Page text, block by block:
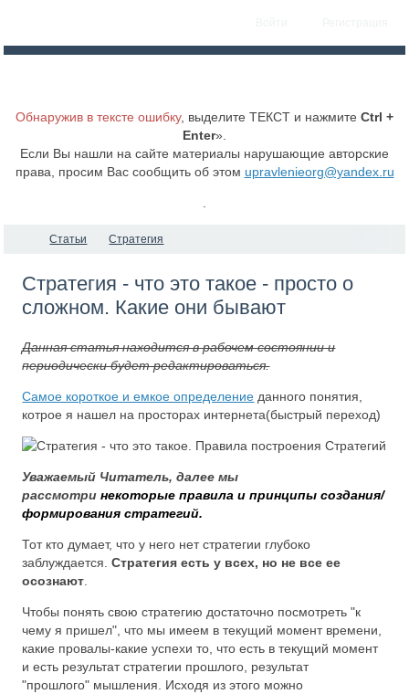
Обнаружив в тексте ошибку, выделите ТЕКСТ и нажмите Ctrl +
Enter».
Если Вы нашли на сайте материалы нарушающие авторские
права, просим Вас сообщить об этом upravlenieorg@yandex.ru
Статьи Стратегия
Стратегия - что это такое - просто о
сложном. Какие они бывают
Данная статья находится в рабочем состоянии и
периодически будет редактироваться.
Самое короткое и емкое определение данного понятия,
котрое я нашел на просторах интернета(быстрый переход)
Уважаемый Читатель, далее мы
рассмотри некоторые правила и принципы создания/
формирования стратегий.
Тот кто думает, что у него нет стратегии глубоко
заблуждается.Стратегия есть у всех, но не все ее
осознают
Чтобы понять свою стратегию достаточно посмотреть "к
чему я пришел", что мы имеем в текущий момент времени,
какие провалы-какие успехи то, что есть в текущий момент
и есть результат стратегии прошлого, результат
"прошлого" мышления. Исходя из этого можно